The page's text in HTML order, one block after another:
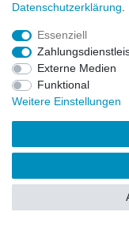
©
Daten­schutz­erklärung
Essenziell
Externe Medien
Funktional
Weitere Einstellungen